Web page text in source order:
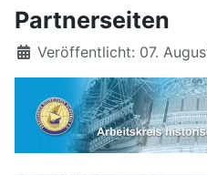
Partnerseiten
Details
Veröffentlicht: 07.